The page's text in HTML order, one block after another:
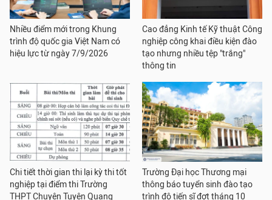
Nhiều điểm mới trong Khung
trình độ quốc gia Việt Nam có
hiệu lực từ ngày 7/9/2026
Cao đẳng Kinh tế Kỹ thuật Công
nghiệp công khai điều kiện đào
tạo nhưng nhiều tệp "trắng"
thông tin
Chi tiết thời gian thi lại kỳ thi tốt
nghiệp tại điểm thi Trường
THPT Chuyên Tuyên Quang
Trường Đại học Thương mại
thông báo tuyển sinh đào tạo
trình độ tiến sĩ đợt tháng 10